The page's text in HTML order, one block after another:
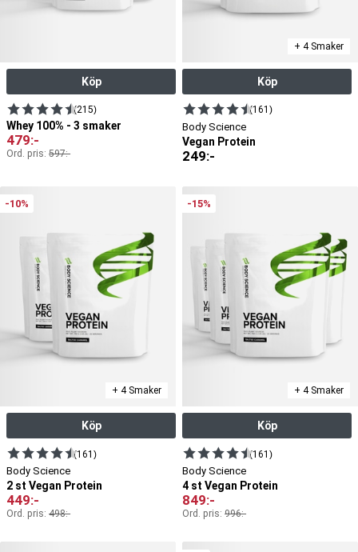
Köp
(215)
Whey 100% - 3 smaker
479:-
Ord. pris: 597:-
+ 4 Smaker
Köp
(161)
Body Science
Vegan Protein
249:-
-10%
+ 4 Smaker
Köp
(161)
Body Science
2 st Vegan Protein
449:-
Ord. pris: 498:-
-15%
+ 4 Smaker
Köp
(161)
Body Science
4 st Vegan Protein
849:-
Ord. pris: 996:-